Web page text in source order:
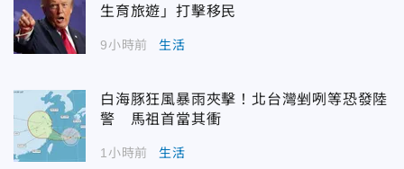
生育旅遊」打擊移民
9小時前 生活
白海豚狂風暴雨夾擊！北台灣剉咧等恐發陸
警 馬祖首當其衝
1小時前 生活